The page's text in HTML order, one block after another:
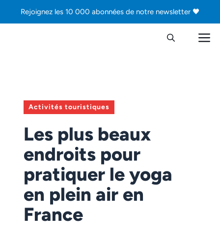
Rejoignez les 10 000 abonnées de notre newsletter 🖤
Activités touristiques
Les plus beaux
endroits pour
pratiquer le yoga
en plein air en
France